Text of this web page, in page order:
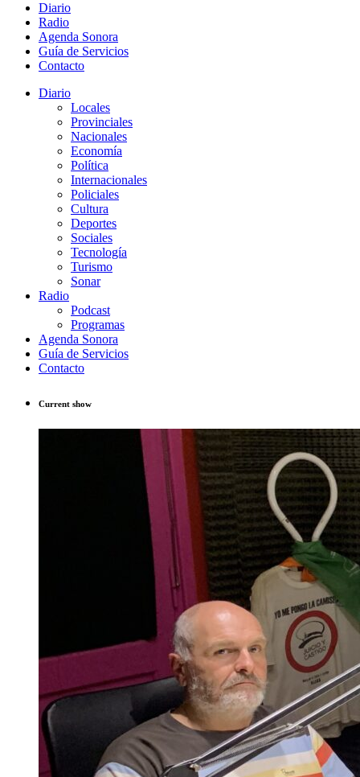
Diario
Radio
Agenda Sonora
Guía de Servicios
Contacto
Diario
Locales
Provinciales
Nacionales
Economía
Política
Internacionales
Policiales
Cultura
Deportes
Sociales
Tecnología
Turismo
Sonar
Radio
Podcast
Programas
Agenda Sonora
Guía de Servicios
Contacto
Current show